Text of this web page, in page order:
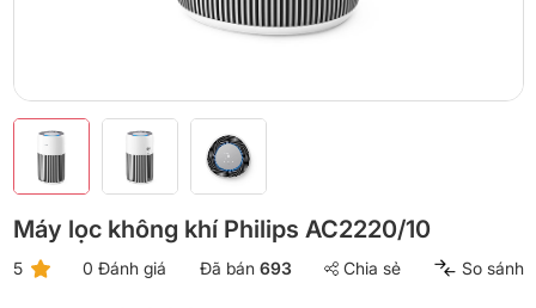
Máy lọc không khí Philips AC2220/10
5 0 Đánh giá Đã bán 693 Chia sẻ So sánh